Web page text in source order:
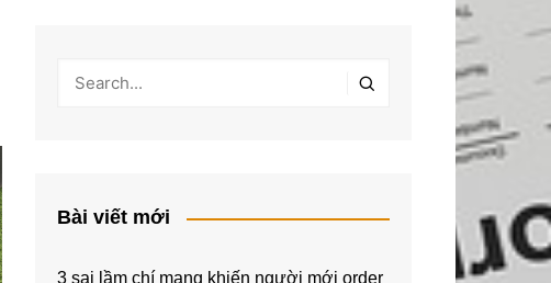
Bài viết mới
3 sai lầm chí mạng khiến người mới order